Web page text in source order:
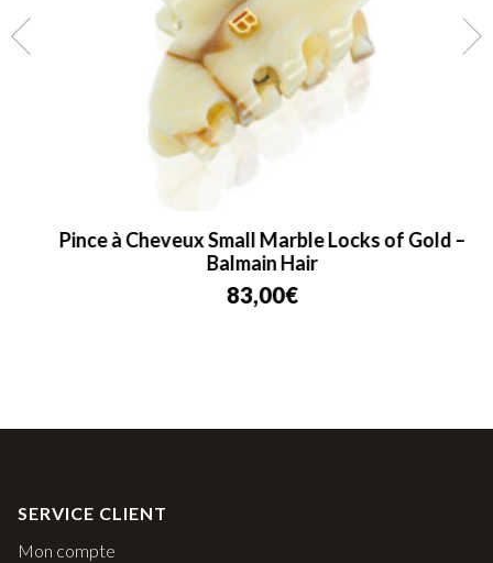
Pince à Cheveux Small Marble Locks of Gold –
Balmain Hair
83,00€
SERVICE CLIENT
Mon compte